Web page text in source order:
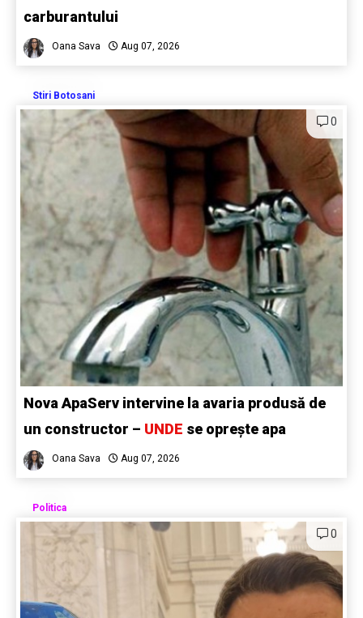
carburantului
Oana Sava Aug 07, 2026
Stiri Botosani
0
Nova ApaServ intervine la avaria produsă de
un constructor – UNDE se oprește apa
Oana Sava Aug 07, 2026
Politica
0